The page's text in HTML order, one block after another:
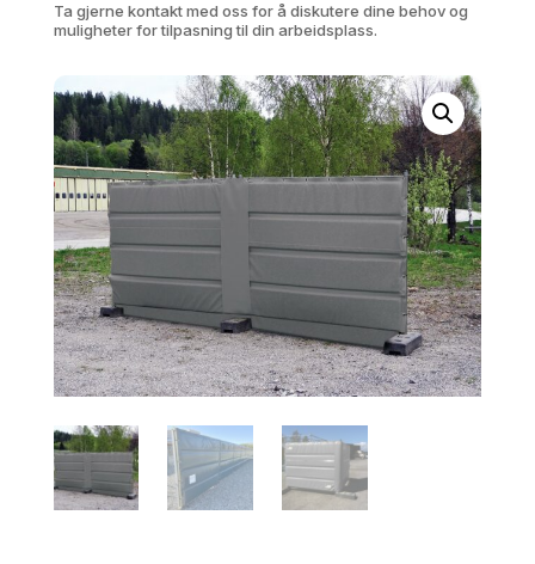
Ta gjerne kontakt med oss for å diskutere dine behov og
muligheter for tilpasning til din arbeidsplass.